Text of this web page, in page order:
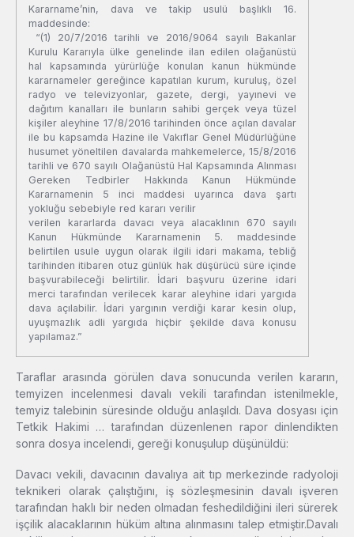
Kararname’nin, dava ve takip usulü başlıklı 16.
maddesinde:
“(1) 20/7/2016 tarihli ve 2016/9064 sayılı Bakanlar
Kurulu Kararıyla ülke genelinde ilan edilen olağanüstü
hal kapsamında yürürlüğe konulan kanun hükmünde
kararnameler gereğince kapatılan kurum, kuruluş, özel
radyo ve televizyonlar, gazete, dergi, yayınevi ve
dağıtım kanalları ile bunların sahibi gerçek veya tüzel
kişiler aleyhine 17/8/2016 tarihinden önce açılan davalar
ile bu kapsamda Hazine ile Vakıflar Genel Müdürlüğüne
husumet yöneltilen davalarda mahkemelerce, 15/8/2016
tarihli ve 670 sayılı Olağanüstü Hal Kapsamında Alınması
Gereken Tedbirler Hakkında Kanun Hükmünde
Kararnamenin 5 inci maddesi uyarınca dava şartı
yokluğu sebebiyle red kararı verilir
verilen kararlarda davacı veya alacaklının 670 sayılı
Kanun Hükmünde Kararnamenin 5. maddesinde
belirtilen usule uygun olarak ilgili idari makama, tebliğ
tarihinden itibaren otuz günlük hak düşürücü süre içinde
başvurabileceği belirtilir. İdari başvuru üzerine idari
merci tarafından verilecek karar aleyhine idari yargıda
dava açılabilir. İdari yargının verdiği karar kesin olup,
uyuşmazlık adli yargıda hiçbir şekilde dava konusu
yapılamaz.”
Taraflar arasında görülen dava sonucunda verilen kararın,
temyizen incelenmesi davalı vekili tarafından istenilmekle,
temyiz talebinin süresinde olduğu anlaşıldı. Dava dosyası için
Tetkik Hakimi … tarafından düzenlenen rapor dinlendikten
sonra dosya incelendi, gereği konuşulup düşünüldü:
Davacı vekili, davacının davalıya ait tıp merkezinde radyoloji
teknikeri olarak çalıştığını, iş sözleşmesinin davalı işveren
tarafından haklı bir neden olmadan feshedildiğini ileri sürerek
işçilik alacaklarının hüküm altına alınmasını talep etmiştir.Davalı